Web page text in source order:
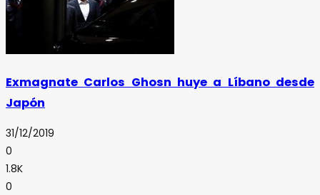
Exmagnate Carlos Ghosn huye a Líbano desde
Japón
31/12/2019
0
1.8K
0